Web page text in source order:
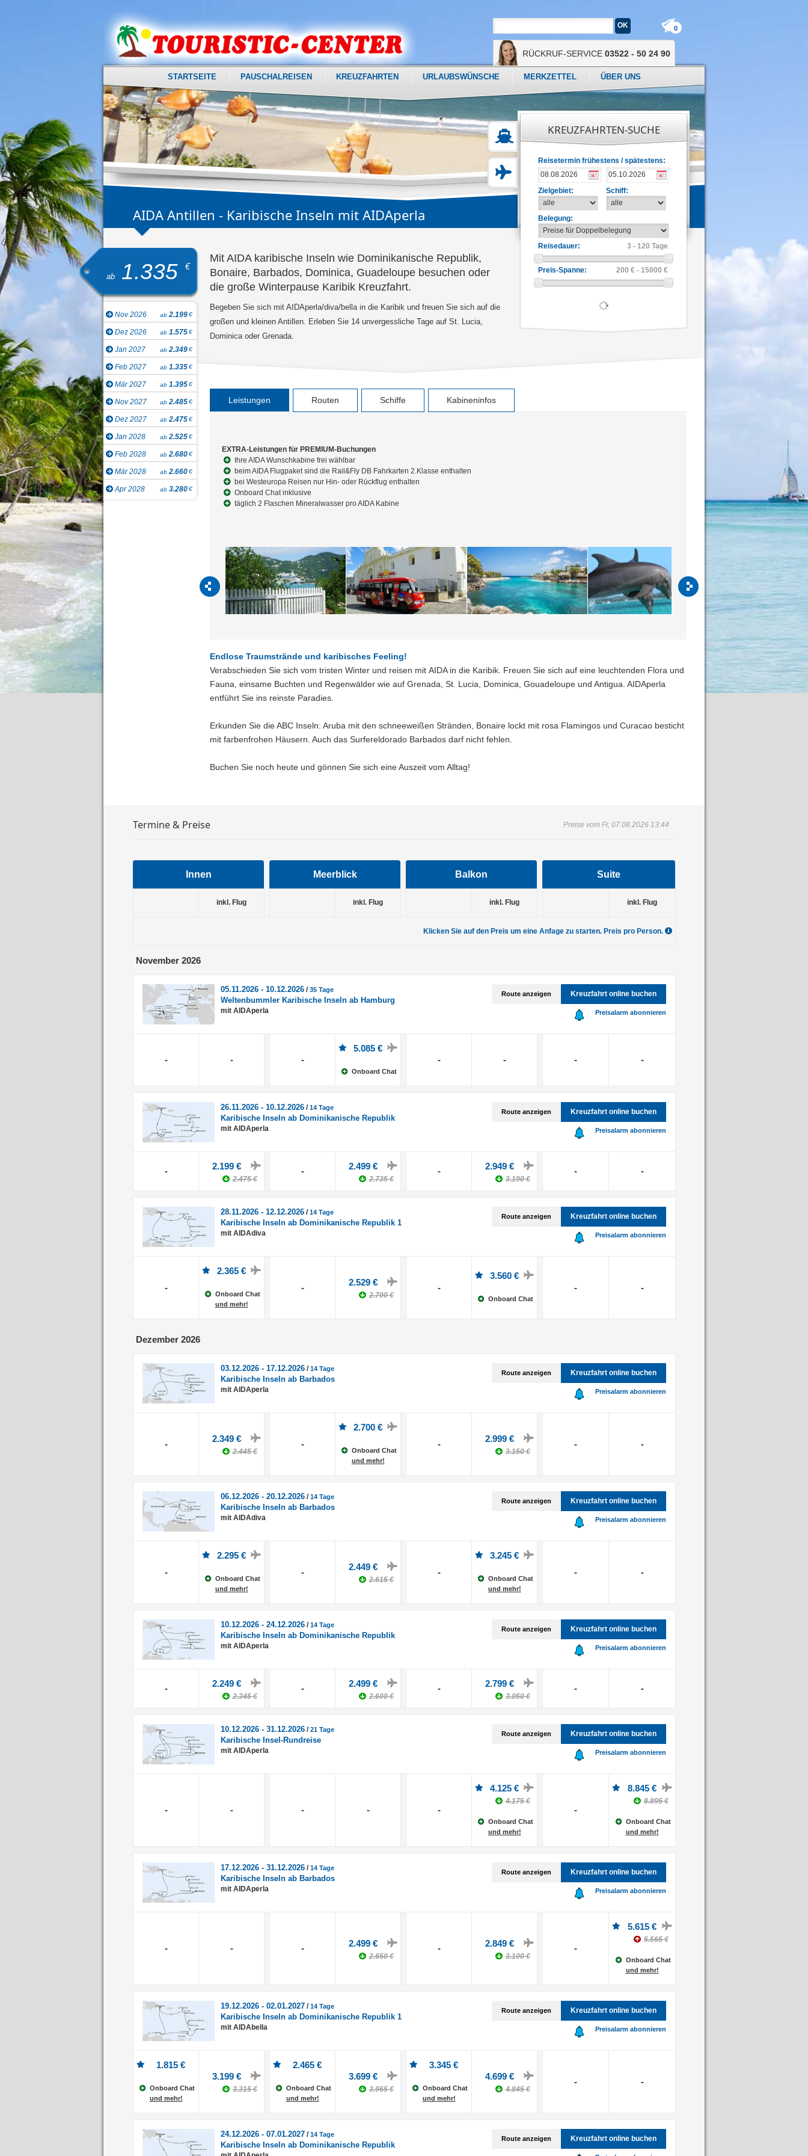
0
RÜCKRUF-SERVICE 03522 - 50 24 90
STARTSEITE PAUSCHALREISEN KREUZFAHRTEN URLAUBSWÜNSCHE MERKZETTEL ÜBER UNS
KREUZFAHRTEN-SUCHE
Reisetermin frühestens / spätestens:
Zielgebiet: Schiff:
Belegung:
Reisedauer: 3 - 120 Tage
Preis-Spanne: 200 € - 15000 €
AIDA Antillen - Karibische Inseln mit AIDAperla
ab 1.335 €
Nov 2026 ab 2.199€
Dez 2026 ab 1.575€
Jan 2027 ab 2.349€
Feb 2027 ab 1.335€
Mär 2027 ab 1.395€
Nov 2027 ab 2.485€
Dez 2027 ab 2.475€
Jan 2028 ab 2.525€
Feb 2028 ab 2.680€
Mär 2028 ab 2.660€
Apr 2028 ab 3.280€
Mit AIDA karibische Inseln wie Dominikanische Republik,
Bonaire, Barbados, Dominica, Guadeloupe besuchen oder
die große Winterpause Karibik Kreuzfahrt.
Begeben Sie sich mit AIDAperla/diva/bella in die Karibik und freuen Sie sich auf die
großen und kleinen Antillen. Erleben Sie 14 unvergessliche Tage auf St. Lucia,
Dominica oder Grenada.
Leistungen Routen Schiffe Kabineninfos
EXTRA-Leistungen für PREMIUM-Buchungen
Ihre AIDA Wunschkabine frei wählbar
beim AIDA Flugpaket sind die Rail&Fly DB Fahrkarten 2.Klasse enthalten
bei Westeuropa Reisen nur Hin- oder Rückflug enthalten
Onboard Chat inklusive
täglich 2 Flaschen Mineralwasser pro AIDA Kabine
Endlose Traumstrände und karibisches Feeling!
Verabschieden Sie sich vom tristen Winter und reisen mit AIDA in die Karibik. Freuen Sie sich auf eine leuchtenden Flora und
Fauna, einsame Buchten und Regenwälder wie auf Grenada, St. Lucia, Dominica, Gouadeloupe und Antigua. AIDAperla
entführt Sie ins reinste Paradies.
Erkunden Sie die ABC Inseln: Aruba mit den schneeweißen Stränden, Bonaire lockt mit rosa Flamingos und Curacao besticht
mit farbenfrohen Häusern. Auch das Surfereldorado Barbados darf nicht fehlen.
Buchen Sie noch heute und gönnen Sie sich eine Auszeit vom Alltag!
Preise vom Fr, 07.08.2026 13:44
Termine & Preise
Innen Meerblick Balkon Suite
inkl. Flug inkl. Flug inkl. Flug inkl. Flug
Klicken Sie auf den Preis um eine Anfage zu starten. Preis pro Person.
November 2026
Kreuzfahrt online buchen
Route anzeigen
Preisalarm abonnieren
05.11.2026 - 10.12.2026 /35 Tage
Weltenbummler Karibische Inseln ab Hamburg
mit AIDAperla
- - -
5.085 €
Onboard Chat
- - - -
Kreuzfahrt online buchen
Route anzeigen
Preisalarm abonnieren
26.11.2026 - 10.12.2026 /14 Tage
Karibische Inseln ab Dominikanische Republik
mit AIDAperla
- 2.199 €
2.475 €
- 2.499 €
2.735 €
- 2.949 €
3.190 €
- -
Kreuzfahrt online buchen
Route anzeigen
Preisalarm abonnieren
28.11.2026 - 12.12.2026 /14 Tage
Karibische Inseln ab Dominikanische Republik 1
mit AIDAdiva
-
2.365 €
Onboard Chat
und mehr!
-
2.529 €
2.700 €
-
3.560 €
Onboard Chat
- -
Dezember 2026
Kreuzfahrt online buchen
Route anzeigen
Preisalarm abonnieren
03.12.2026 - 17.12.2026 /14 Tage
Karibische Inseln ab Barbados
mit AIDAperla
-
2.349 €
2.445 €
-
2.700 €
Onboard Chat
und mehr!
-
2.999 €
3.150 €
- -
Kreuzfahrt online buchen
Route anzeigen
Preisalarm abonnieren
06.12.2026 - 20.12.2026 /14 Tage
Karibische Inseln ab Barbados
mit AIDAdiva
-
2.295 €
Onboard Chat
und mehr!
-
2.449 €
2.615 €
-
3.245 €
Onboard Chat
und mehr!
- -
Kreuzfahrt online buchen
Route anzeigen
Preisalarm abonnieren
10.12.2026 - 24.12.2026 /14 Tage
Karibische Inseln ab Dominikanische Republik
mit AIDAperla
- 2.249 €
2.345 €
- 2.499 €
2.600 €
- 2.799 €
3.050 €
- -
Kreuzfahrt online buchen
Route anzeigen
Preisalarm abonnieren
10.12.2026 - 31.12.2026 /21 Tage
Karibische Insel-Rundreise
mit AIDAperla
- - - - -
4.125 €
4.175 €
Onboard Chat
und mehr!
-
8.845 €
8.895 €
Onboard Chat
und mehr!
Kreuzfahrt online buchen
Route anzeigen
Preisalarm abonnieren
17.12.2026 - 31.12.2026 /14 Tage
Karibische Inseln ab Barbados
mit AIDAperla
- - - 2.499 €
2.650 €
- 2.849 €
3.100 €
-
5.615 €
5.565 €
Onboard Chat
und mehr!
Kreuzfahrt online buchen
Route anzeigen
Preisalarm abonnieren
19.12.2026 - 02.01.2027 /14 Tage
Karibische Inseln ab Dominikanische Republik 1
mit AIDAbella
1.815 €
Onboard Chat
und mehr!
3.199 €
3.315 €
2.465 €
Onboard Chat
und mehr!
3.699 €
3.965 €
3.345 €
Onboard Chat
und mehr!
4.699 €
4.845 €
- -
Kreuzfahrt online buchen
Route anzeigen
24.12.2026 - 07.01.2027 /14 Tage
Karibische Inseln ab Dominikanische Republik